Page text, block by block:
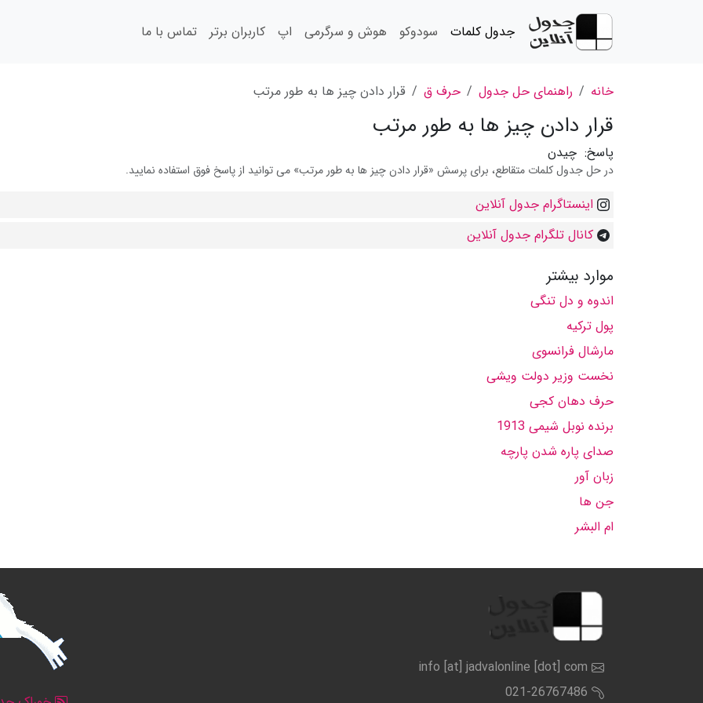
جدول کلمات سودوکو هوش و سرگرمی اپ کاربران برتر تماس با ما
خانه راهنمای حل جدول حرف ق قرار دادن چیز ها به طور مرتب
قرار دادن چیز ها به طور مرتب
پاسخ: چیدن
در حل جدول کلمات متقاطع، برای پرسش «قرار دادن چیز ها به طور مرتب» می توانید از پاسخ فوق استفاده نمایید.
اینستاگرام جدول آنلاین
کانال تلگرام جدول آنلاین
موارد بیشتر
اندوه و دل تنگی
پول ترکیه
مارشال فرانسوی
نخست وزیر دولت ویشی
حرف دهان کجی
برنده نوبل شیمی 1913
صدای پاره شدن پارچه
زبان آور
جن ها
ام البشر
info [at] jadvalonline [dot] com
021-26767486